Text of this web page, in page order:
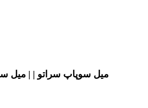
میل سوپاپ سراتو | | میل